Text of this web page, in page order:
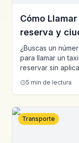
Cómo
reserva y
¿Buscas un
para llamar un
reservar sin
5 min de lectura
Transporte